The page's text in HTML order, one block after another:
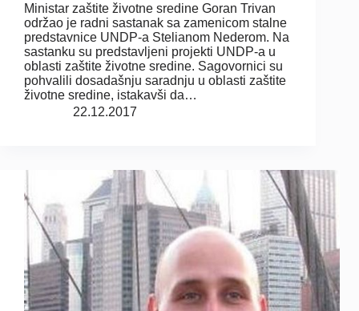
Ministar zaštite životne sredine Goran Trivan
održao je radni sastanak sa zamenicom stalne
predstavnice UNDP-a Stelianom Nederom. Na
sastanku su predstavljeni projekti UNDP-a u
oblasti zaštite životne sredine. Sagovornici su
pohvalili dosadašnju saradnju u oblasti zaštite
životne sredine, istakavši da…
22.12.2017